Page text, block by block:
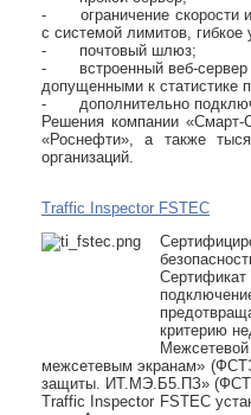
-
ограничение скорости
с системой лимитов,
-
почтовый шлюз;
-
встроенный веб-
допущенными к статистике
-
дополнительно
Решения компании
«Роснефти», а также
организаций.
Traffic Inspector FSTEC
Сертификат
критерию
межсетевым экранам»
защиты. ИТ.МЭ.Б5.ПЗ»
Traffic Inspector FSTEC